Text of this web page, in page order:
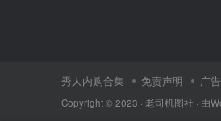
秀人内购合集 免责声明 广
Copyright © 2023 · 老司机图社 · 由